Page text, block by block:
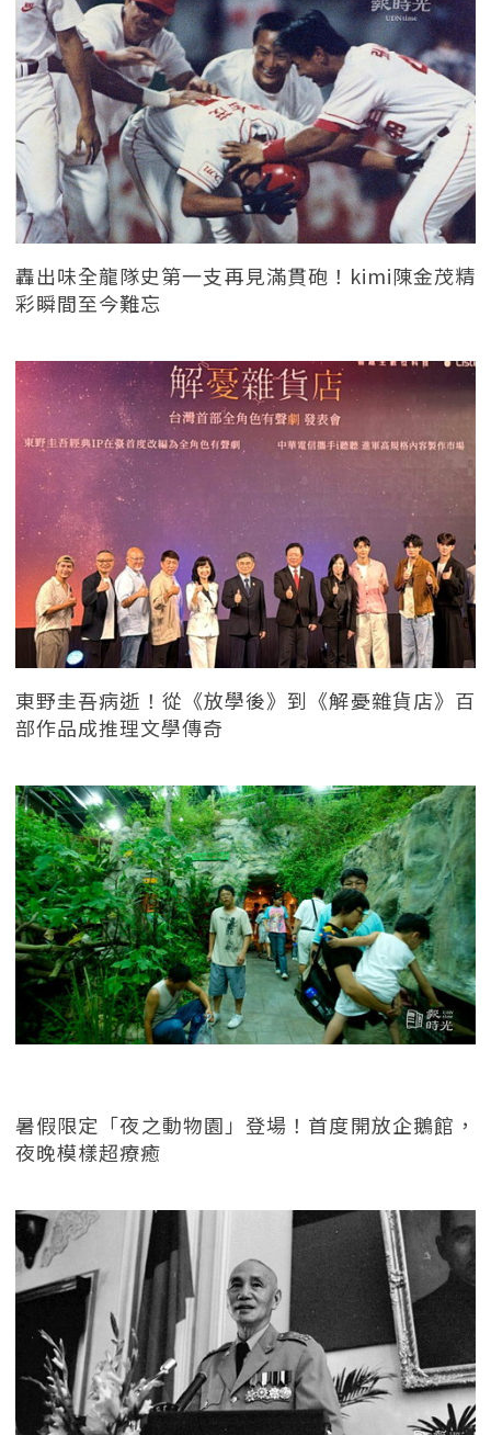
轟出味全龍隊史第一支再見滿貫砲！kimi陳金茂精
彩瞬間至今難忘
東野圭吾病逝！從《放學後》到《解憂雜貨店》百
部作品成推理文學傳奇
暑假限定「夜之動物園」登場！首度開放企鵝館，
夜晚模樣超療癒